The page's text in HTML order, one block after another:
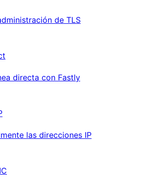
de TLS
directa con Fastly
las direcciones IP